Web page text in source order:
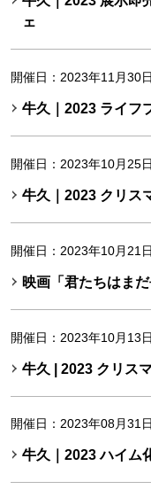
ェ
開催日：2023年11月30日
牛久｜2023 ライフ
開催日：2023年10月25日
牛久｜2023 クリス
開催日：2023年10月21日
映画「君たちはま
開催日：2023年10月13日
牛久 | 2023 クリス
開催日：2023年08月31日
牛久｜2023 ハイム